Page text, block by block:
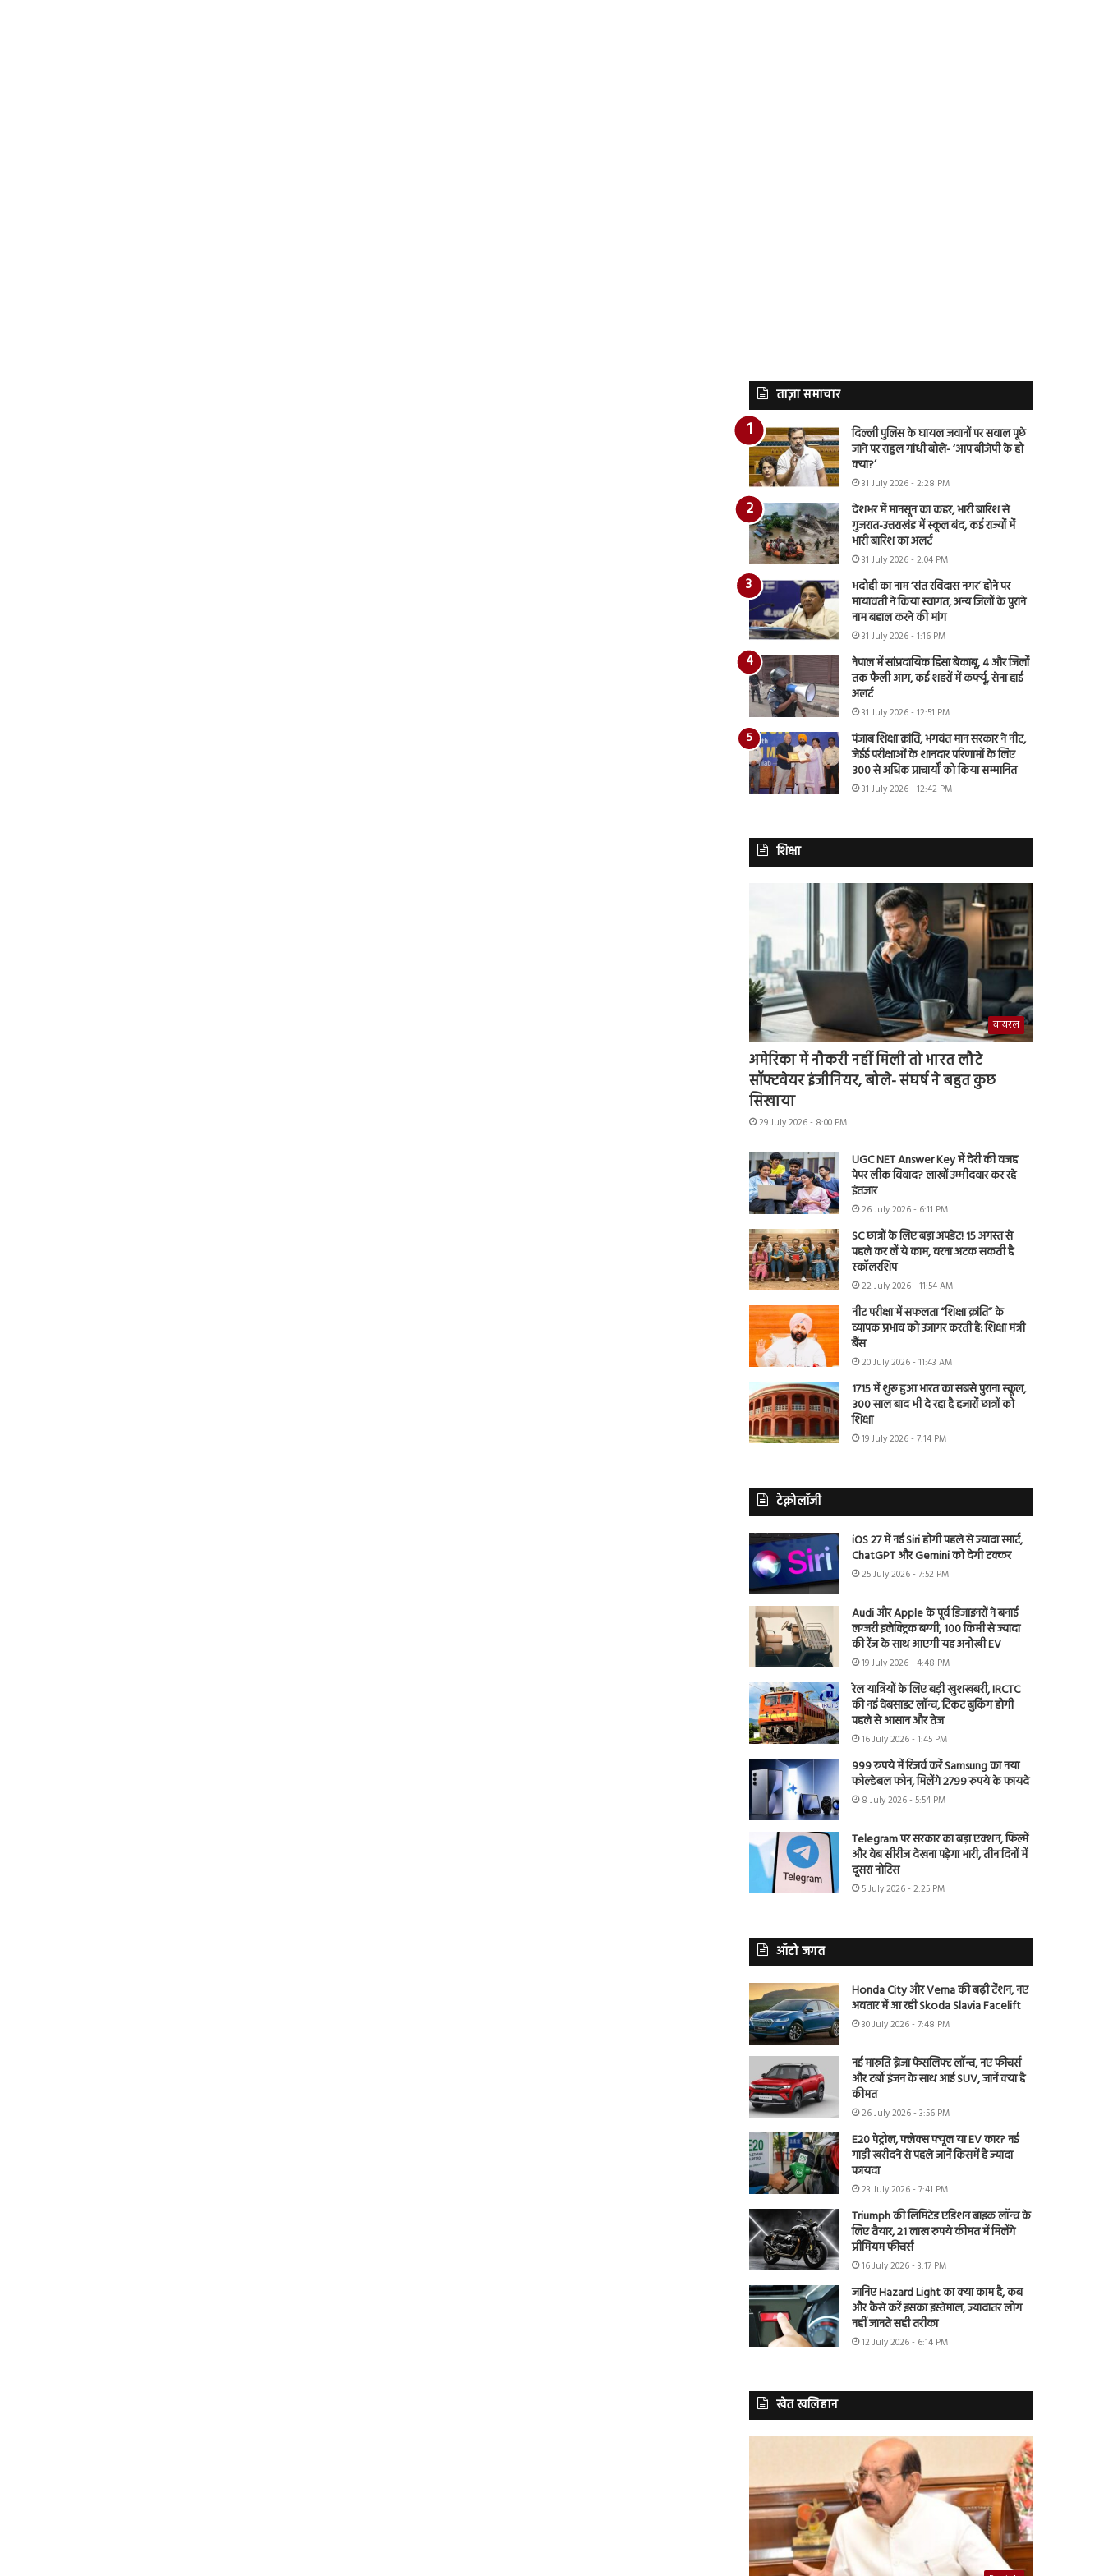
ताज़ा समाचार
दिल्ली पुलिस के घायल जवानों पर सवाल पूछे
जाने पर राहुल गांधी बोले- ‘आप बीजेपी के हो
क्या?’
31 July 2026 - 2:28 PM
देशभर में मानसून का कहर, भारी बारिश से
गुजरात-उत्तराखंड में स्कूल बंद, कई राज्यों में
भारी बारिश का अलर्ट
31 July 2026 - 2:04 PM
भदोही का नाम ‘संत रविदास नगर’ होने पर
मायावती ने किया स्वागत, अन्य जिलों के पुराने
नाम बहाल करने की मांग
31 July 2026 - 1:16 PM
नेपाल में सांप्रदायिक हिंसा बेकाबू, 4 और जिलों
तक फैली आग, कई शहरों में कर्फ्यू, सेना हाई
अलर्ट
31 July 2026 - 12:51 PM
पंजाब शिक्षा क्रांति, भगवंत मान सरकार ने नीट,
जेईई परीक्षाओं के शानदार परिणामों के लिए
300 से अधिक प्राचार्यों को किया सम्मानित
31 July 2026 - 12:42 PM
शिक्षा
वायरल
अमेरिका में नौकरी नहीं मिली तो भारत लौटे
सॉफ्टवेयर इंजीनियर, बोले- संघर्ष ने बहुत कुछ
सिखाया
29 July 2026 - 8:00 PM
UGC NET Answer Key में देरी की वजह
पेपर लीक विवाद? लाखों उम्मीदवार कर रहे
इंतजार
26 July 2026 - 6:11 PM
SC छात्रों के लिए बड़ा अपडेट! 15 अगस्त से
पहले कर लें ये काम, वरना अटक सकती है
स्कॉलरशिप
22 July 2026 - 11:54 AM
नीट परीक्षा में सफलता “शिक्षा क्रांति” के
व्यापक प्रभाव को उजागर करती है: शिक्षा मंत्री
बैंस
20 July 2026 - 11:43 AM
1715 में शुरू हुआ भारत का सबसे पुराना स्कूल,
300 साल बाद भी दे रहा है हजारों छात्रों को
शिक्षा
19 July 2026 - 7:14 PM
टेक्नोलॉजी
iOS 27 में नई Siri होगी पहले से ज्यादा स्मार्ट,
ChatGPT और Gemini को देगी टक्कर
25 July 2026 - 7:52 PM
Audi और Apple के पूर्व डिजाइनरों ने बनाई
लग्जरी इलेक्ट्रिक बग्गी, 100 किमी से ज्यादा
की रेंज के साथ आएगी यह अनोखी EV
19 July 2026 - 4:48 PM
रेल यात्रियों के लिए बड़ी खुशखबरी, IRCTC
की नई वेबसाइट लॉन्च, टिकट बुकिंग होगी
पहले से आसान और तेज
16 July 2026 - 1:45 PM
999 रुपये में रिजर्व करें Samsung का नया
फोल्डेबल फोन, मिलेंगे 2799 रुपये के फायदे
8 July 2026 - 5:54 PM
Telegram पर सरकार का बड़ा एक्शन, फिल्में
और वेब सीरीज देखना पड़ेगा भारी, तीन दिनों में
दूसरा नोटिस
5 July 2026 - 2:25 PM
ऑटो जगत
Honda City और Verna की बढ़ी टेंशन, नए
अवतार में आ रही Skoda Slavia Facelift
30 July 2026 - 7:48 PM
नई मारुति ब्रेजा फेसलिफ्ट लॉन्च, नए फीचर्स
और टर्बो इंजन के साथ आई SUV, जानें क्या है
कीमत
26 July 2026 - 3:56 PM
E20 पेट्रोल, फ्लेक्स फ्यूल या EV कार? नई
गाड़ी खरीदने से पहले जानें किसमें है ज्यादा
फायदा
23 July 2026 - 7:41 PM
Triumph की लिमिटेड एडिशन बाइक लॉन्च के
लिए तैयार, 21 लाख रुपये कीमत में मिलेंगे
प्रीमियम फीचर्स
16 July 2026 - 3:17 PM
जानिए Hazard Light का क्या काम है, कब
और कैसे करें इसका इस्तेमाल, ज्यादातर लोग
नहीं जानते सही तरीका
12 July 2026 - 6:14 PM
खेत खलिहान